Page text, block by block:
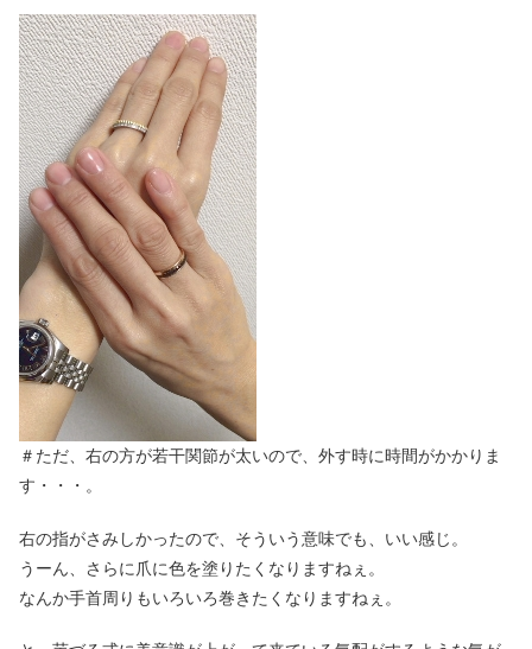
＃ただ、右の方が若干関節が太いので、外す時に時間がかかりま
す・・・。
右の指がさみしかったので、そういう意味でも、いい感じ。
うーん、さらに爪に色を塗りたくなりますねぇ。
なんか手首周りもいろいろ巻きたくなりますねぇ。